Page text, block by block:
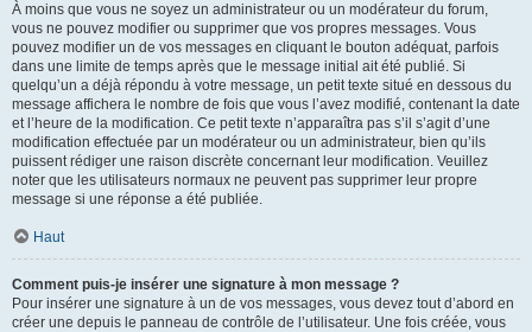
À moins que vous ne soyez un administrateur ou un modérateur du forum,
vous ne pouvez modifier ou supprimer que vos propres messages. Vous
pouvez modifier un de vos messages en cliquant le bouton adéquat, parfois
dans une limite de temps après que le message initial ait été publié. Si
quelqu’un a déjà répondu à votre message, un petit texte situé en dessous du
message affichera le nombre de fois que vous l’avez modifié, contenant la date
et l’heure de la modification. Ce petit texte n’apparaîtra pas s’il s’agit d’une
modification effectuée par un modérateur ou un administrateur, bien qu’ils
puissent rédiger une raison discrète concernant leur modification. Veuillez
noter que les utilisateurs normaux ne peuvent pas supprimer leur propre
message si une réponse a été publiée.
Haut
Comment puis-je insérer une signature à mon message ?
Pour insérer une signature à un de vos messages, vous devez tout d’abord en
créer une depuis le panneau de contrôle de l’utilisateur. Une fois créée, vous